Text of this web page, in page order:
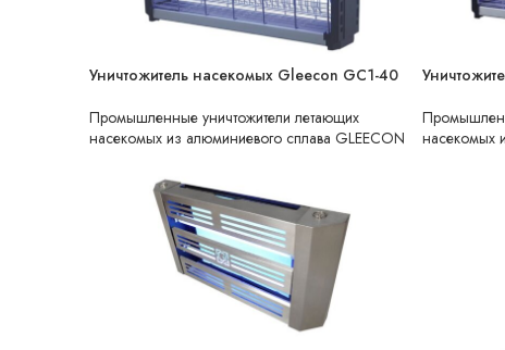
НЕТ В НАЛИЧИИ
Уничтожитель насекомых Gleecon GC1-40
Промышленные уничтожители летающих
насекомых из алюминиевого сплава GLEECON
НЕТ В
ХИТ
насекомых